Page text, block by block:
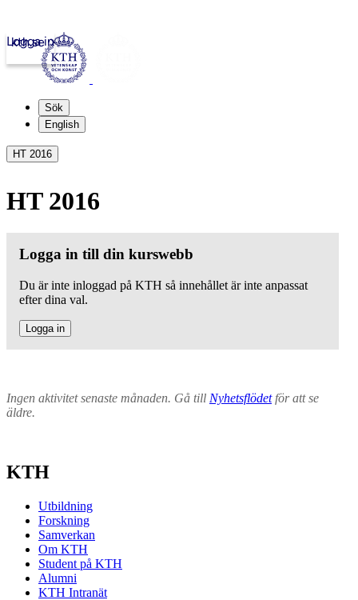
kth.se
Logga in
Sök
English
HT 2016
HT 2016
Logga in till din kurswebb
Du är inte inloggad på KTH så innehållet är inte anpassat
efter dina val.
Logga in
Ingen aktivitet senaste månaden. Gå till Nyhetsflödetför att se
äldre.
KTH
Utbildning
Forskning
Samverkan
Om KTH
Student på KTH
Alumni
KTH Intranät